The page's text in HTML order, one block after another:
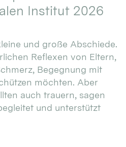
Institut 2026
und große Abschiede.
Reflexen von Eltern,
Begegnung mit
möchten. Aber
auch trauern, sagen
und unterstützt